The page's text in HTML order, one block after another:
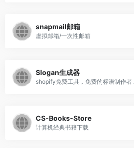
snapmail邮箱
虚拟邮箱/一次性邮箱
Slogan生成器
shopify免费工具，免费的标语制作
CS-Books-Store
计算机经典书籍下载